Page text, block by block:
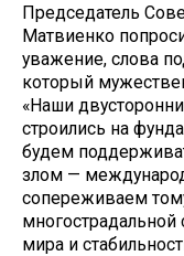
Председатель
Матвиенко
уважение, слова
который
«Наши
строились на
будем
злом —
сопереживаем
мира и